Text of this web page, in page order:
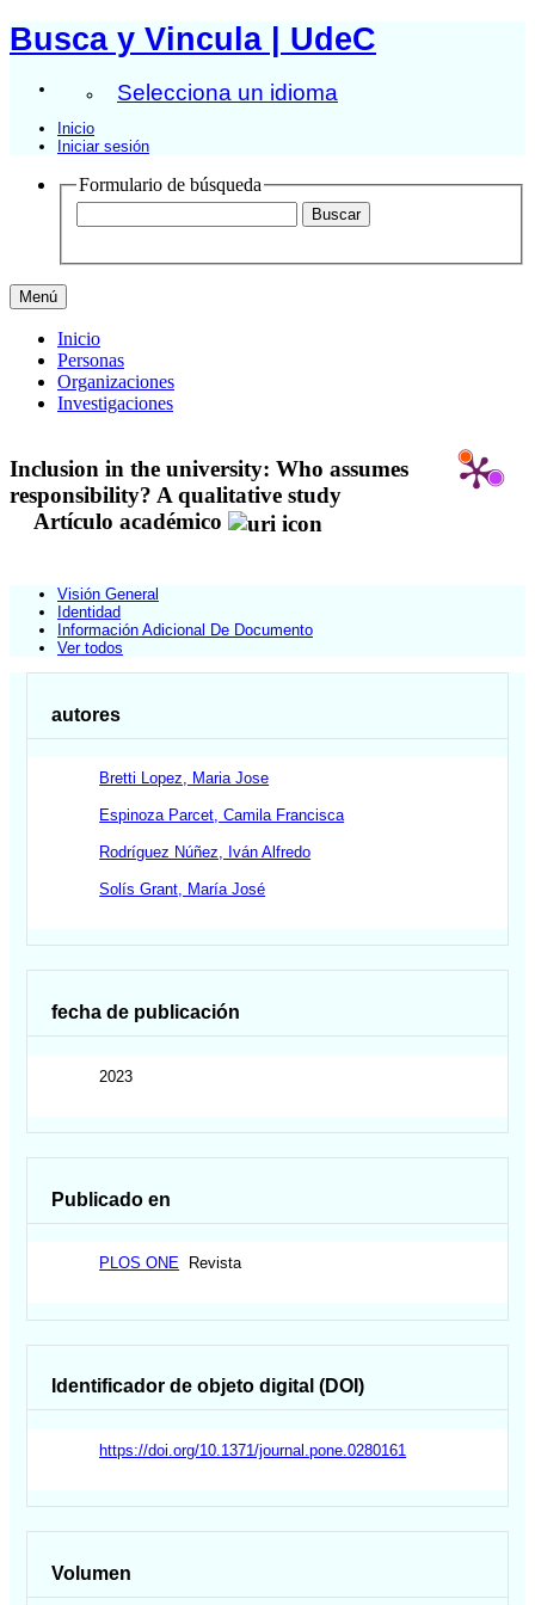
Busca y Vincula | UdeC
Selecciona un idioma
Inicio
Iniciar sesión
Formulario de búsqueda
Menú
Inicio
Personas
Organizaciones
Investigaciones
Inclusion in the university: Who assumes
responsibility? A qualitative study
Artículo académico
Visión General
Identidad
Información Adicional De Documento
Ver todos
autores
Bretti Lopez, Maria Jose
Espinoza Parcet, Camila Francisca
Rodríguez Núñez, Iván Alfredo
Solís Grant, María José
fecha de publicación
2023
Publicado en
PLOS ONE Revista
Identificador de objeto digital (DOI)
https://doi.org/10.1371/journal.pone.0280161
Volumen